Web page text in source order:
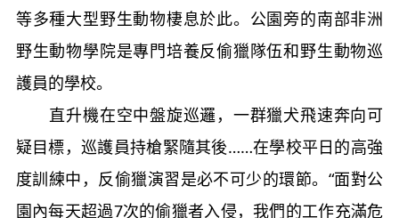
等多種大型野生動物棲息於此。公園旁的南部非洲
野生動物學院是專門培養反偷獵隊伍和野生動物巡
護員的學校。
直升機在空中盤旋巡邏，一群獵犬飛速奔向可
疑目標，巡護員持槍緊隨其後……在學校平日的高強
度訓練中，反偷獵演習是必不可少的環節。“面對公
園內每天超過7次的偷獵者入侵，我們的工作充滿危